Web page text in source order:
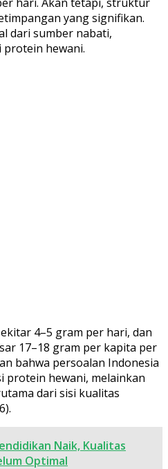
yang signifikan.
dari sumber nabati,
protein hewani.
4–5 gram per hari, dan
17–18 gram per kapita per
bahwa persoalan Indonesia
protein hewani, melainkan
dari sisi kualitas
Naik, Kualitas
Optimal